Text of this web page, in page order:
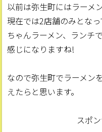
以前は弥生町にはラーメ
現在では2店舗のみとな
ちゃんラーメン、ランチ
感じになりますね!
なので弥生町でラーメン
えたらと思います。
スポ